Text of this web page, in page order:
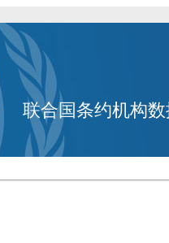
联合国条约机构